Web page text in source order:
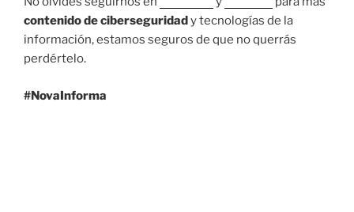
contenido de ciberseguridady tecnologías de la
información, estamos seguros de que no querrás
perdértelo.
#NovaInforma